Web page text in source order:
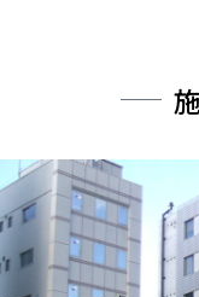
ン
プ
る